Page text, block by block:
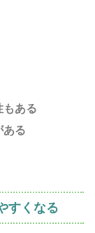
もある
ある
すくなる